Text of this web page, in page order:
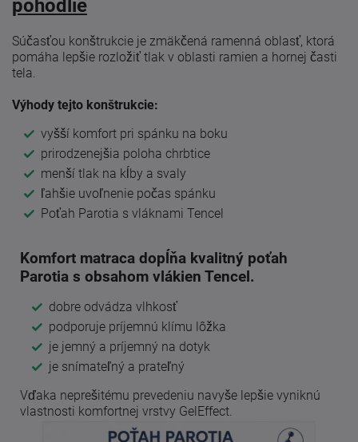
pohodlie
Súčasťou konštrukcie je zmäkčená ramenná oblasť, ktorá
pomáha lepšie rozložiť tlak v oblasti ramien a hornej časti
tela.
Výhody tejto konštrukcie:
vyšší komfort pri spánku na boku
prirodzenejšia poloha chrbtice
menší tlak na kĺby a svaly
ľahšie uvoľnenie počas spánku
Poťah Parotia s vláknami Tencel
Komfort matraca dopĺňa kvalitný poťah
Parotia s obsahom vlákien Tencel.
dobre odvádza vlhkosť
podporuje príjemnú klímu lôžka
je jemný a príjemný na dotyk
je snímateľný a prateľný
Vďaka neprešitému prevedeniu navyše lepšie vyniknú
vlastnosti komfortnej vrstvy GelEffect.